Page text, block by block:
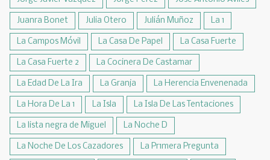
Juanra Bonet Julia Otero Julián Muñoz La 1
La Campos Móvil La Casa De Papel La Casa Fuerte
La Casa Fuerte 2 La Cocinera De Castamar
La Edad De La Ira La Granja La Herencia Envenenada
La Hora De La 1 La Isla La Isla De Las Tentaciones
La lista negra de Miguel La Noche D
La Noche De Los Cazadores La Pr1mera Pregunta